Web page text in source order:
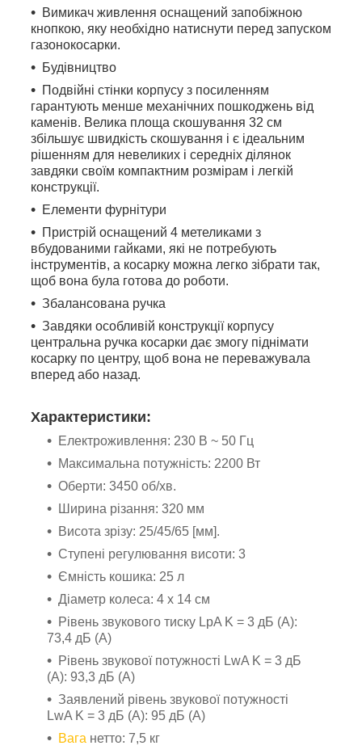
Вимикач живлення оснащений запобіжною
кнопкою, яку необхідно натиснути перед запуском
газонокосарки.
Будівництво
Подвійні стінки корпусу з посиленням
гарантують менше механічних пошкоджень від
каменів. Велика площа скошування 32 см
збільшує швидкість скошування і є ідеальним
рішенням для невеликих і середніх ділянок
завдяки своїм компактним розмірам і легкій
конструкції.
Елементи фурнітури
Пристрій оснащений 4 метеликами з
вбудованими гайками, які не потребують
інструментів, а косарку можна легко зібрати так,
щоб вона була готова до роботи.
Збалансована ручка
Завдяки особливій конструкції корпусу
центральна ручка косарки дає змогу піднімати
косарку по центру, щоб вона не переважувала
вперед або назад.
Характеристики:
Електроживлення: 230 В ~ 50 Гц
Максимальна потужність: 2200 Вт
Оберти: 3450 об/хв.
Ширина різання: 320 мм
Висота зрізу: 25/45/65 [мм].
Ступені регулювання висоти: 3
Ємність кошика: 25 л
Діаметр колеса: 4 х 14 см
Рівень звукового тиску LpA K = 3 дБ (A):
73,4 дБ (A)
Рівень звукової потужності LwA K = 3 дБ
(A): 93,3 дБ (A)
Заявлений рівень звукової потужності
LwA K = 3 дБ (A): 95 дБ (A)
Вага нетто: 7,5 кг